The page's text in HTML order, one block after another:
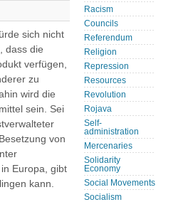
sich nicht
dass die
verfügen,
zu
wird die
sein. Sei
von
Europa, gibt
kann.
Racism
Councils
Referendum
Religion
Repression
Resources
Revolution
Rojava
Self-
administration
Mercenaries
Solidarity
Economy
Social Movements
Socialism